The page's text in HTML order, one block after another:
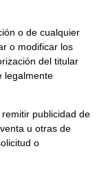
o de cualquier
o modificar los
del titular
legalmente
publicidad de
u otras de
o